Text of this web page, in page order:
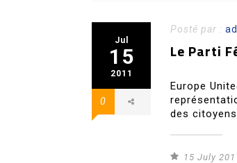
Jul
15
2011
0
Posté par :
Le Parti
Europe
des
15 July